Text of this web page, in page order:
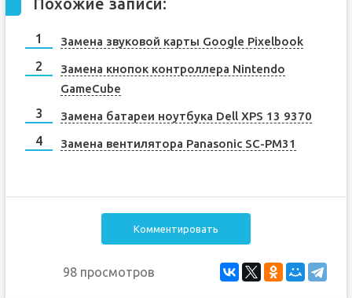
Замена звуковой карты Google Pixelbook
Замена кнопок контроллера Nintendo
GameCube
Замена батареи ноутбука Dell XPS 13 9370
Замена вентилятора Panasonic SC-PM31
Комментировать
98 просмотров